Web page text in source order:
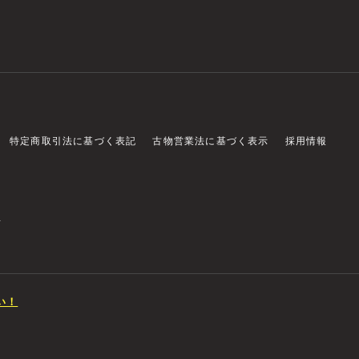
特定商取引法に基づく表記 古物営業法に基づく表示 採用情報